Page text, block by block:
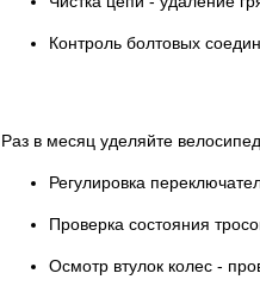
Контроль болтовых
Раз в месяц уделяйте
Регулировка
Проверка состояния
Осмотр втулок колес -